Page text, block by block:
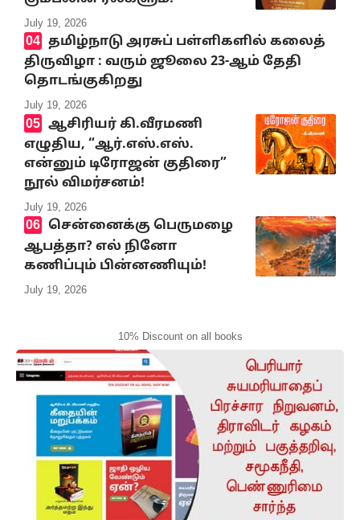
July 19, 2026
தமிழ்நாடு அரசுப் பள்ளிகளில் கலைத்
திருவிழா : வரும் ஜூலை 23-ஆம் தேதி
தொடங்குகிறது
July 19, 2026
ஆசிரியர் கி.வீரமணி
எழுதிய, “ஆர்.எஸ்.எஸ்.
என்னும் டிரோஜன் குதிரை”
நூல் விமர்சனம்!
July 19, 2026
சென்னைக்கு பெருமழை
ஆபத்தா? எல் நினோ
கணிப்பும் பின்னணியும்!
July 19, 2026
10% Discount on all books